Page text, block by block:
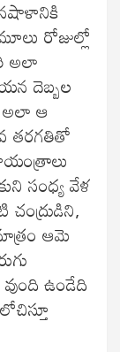
రోజుల్లో
అలా
దెబ్బల
అలా ఆ
తరగతితో
సంధ్య వేళ
చంద్రుడిని,
ఆమె
ఉండేది